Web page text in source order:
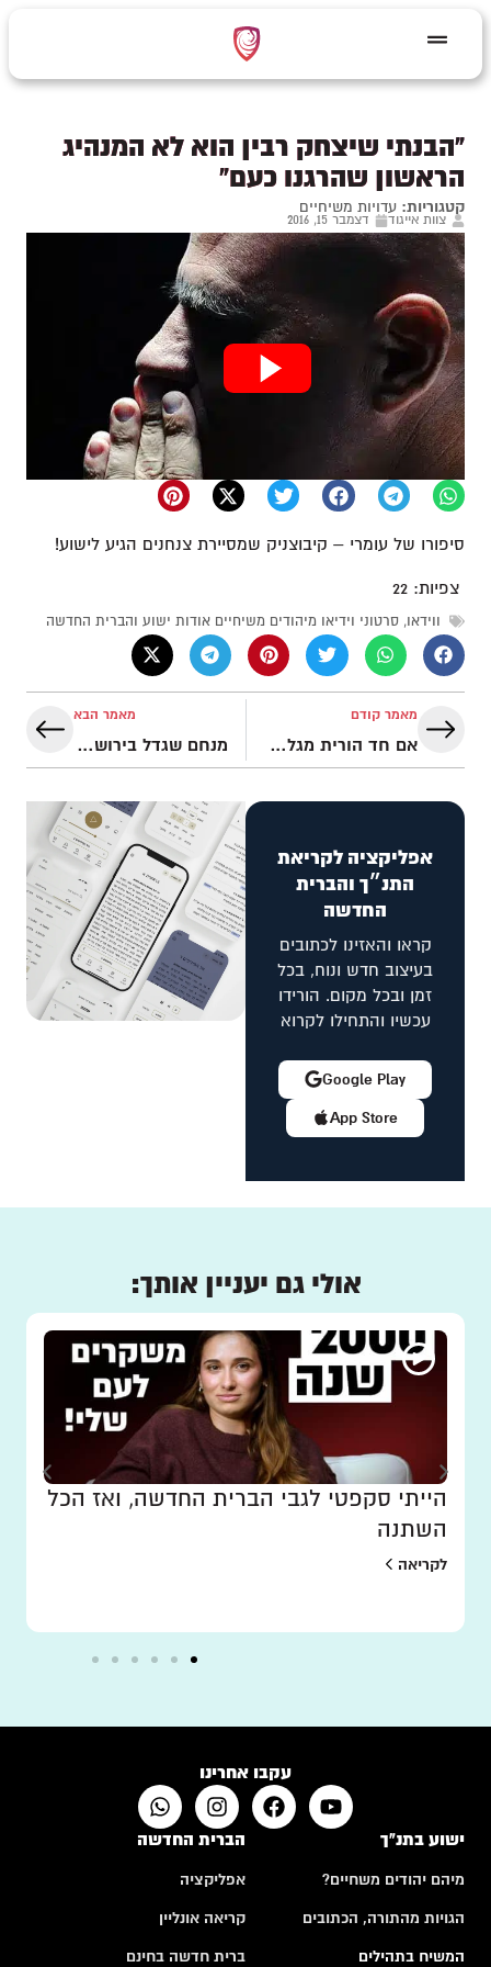
"הבנתי שיצחק רבין הוא לא המנהיג
הראשון שהרגנו כעם"
קטגוריות: עדויות משיחיים
צוות אייגוד דצמבר 15, 2016
סיפורו של עומרי – קיבוצניק שמסיירת צנחנים הגיע לישוע!
צפיות: 22
ווידאו, סרטוני וידיאו מיהודים משיחיים אודות ישוע והברית החדשה
מאמר קודם
אם חד הורית מגלה איך אלוהים הופך את השברון שלה לשליחות!
מאמר הבא
מנחם שגדל בירושלים לאב ניצול שואה, עונה על השאלה "היכן היה אלוהים בשואה"
אפליקציה לקריאת
התנ״ך והברית
החדשה
קראו והאזינו לכתובים
בעיצוב חדש ונוח, בכל
זמן ובכל מקום. הורידו
עכשיו והתחילו לקרוא
App Store
Google Play
אולי גם יעניין אותך:
הייתי סקפטי לגבי הברית החדשה, ואז הכל
השתנה
לקריאה
עקבו אחרינו
ישוע בתנ"ך
מיהם יהודים משחיים?
הגויות מהתורה, הכתובים
המשיח בתהילים
הברית החדשה
אפליקציה
קריאה אונליין
ברית חדשה בחינם